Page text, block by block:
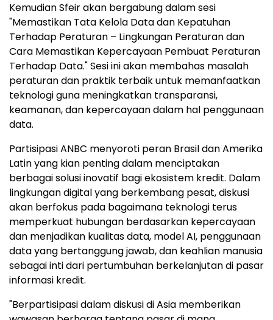
Kemudian Sfeir akan bergabung dalam sesi
"Memastikan Tata Kelola Data dan Kepatuhan
Terhadap Peraturan – Lingkungan Peraturan dan
Cara Memastikan Kepercayaan Pembuat Peraturan
Terhadap Data." Sesi ini akan membahas masalah
peraturan dan praktik terbaik untuk memanfaatkan
teknologi guna meningkatkan transparansi,
keamanan, dan kepercayaan dalam hal penggunaan
data.
Partisipasi ANBC menyoroti peran Brasil dan Amerika
Latin yang kian penting dalam menciptakan
berbagai solusi inovatif bagi ekosistem kredit. Dalam
lingkungan digital yang berkembang pesat, diskusi
akan berfokus pada bagaimana teknologi terus
memperkuat hubungan berdasarkan kepercayaan
dan menjadikan kualitas data, model AI, penggunaan
data yang bertanggung jawab, dan keahlian manusia
sebagai inti dari pertumbuhan berkelanjutan di pasar
informasi kredit.
"Berpartisipasi dalam diskusi di Asia memberikan